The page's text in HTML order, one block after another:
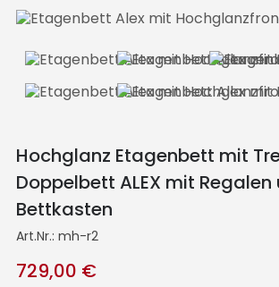
Hochglanz Etagenbett mit
Doppelbett ALEX mit Regalen
Bettkasten
Art.Nr.: mh-r2
729,00 €